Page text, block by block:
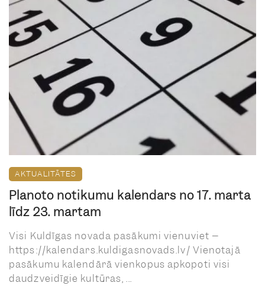
AKTUALITĀTES
Plānoto notikumu kalendārs no 17. marta
līdz 23. martam
Visi Kuldīgas novada pasākumi vienuviet –
https://kalendars.kuldigasnovads.lv/ Vienotajā
pasākumu kalendārā vienkopus apkopoti visi
daudzveidīgie kultūras, ...